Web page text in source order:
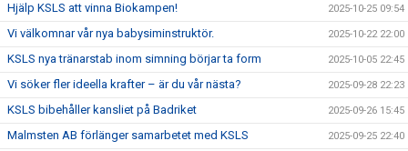
Hjälp KSLS att vinna Biokampen! 2025-10-25 09:54
Vi välkomnar vår nya babysiminstruktör. 2025-10-22 22:00
KSLS nya tränarstab inom simning börjar ta form 2025-10-05 22:45
Vi söker fler ideella krafter – är du vår nästa? 2025-09-28 22:23
KSLS bibehåller kansliet på Badriket 2025-09-26 15:45
Malmsten AB förlänger samarbetet med KSLS 2025-09-25 22:40